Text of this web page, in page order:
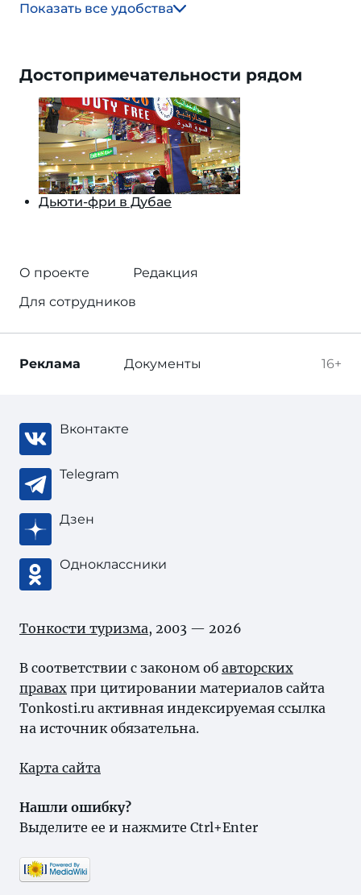
Показать все удобства
Достопримечательности рядом
Дьюти-фри в Дубае
О проекте
Редакция
Для сотрудников
16+
Реклама Документы
Вконтакте
Telegram
Дзен
Одноклассники
Тонкости туризма, 2003 — 2026
В соответствии с законом об авторских
правах при цитировании материалов сайта
Tonkosti.ru активная индексируемая ссылка
на источник обязательна.
Карта сайта
Нашли ошибку?
Выделите ее и нажмите Ctrl+Enter